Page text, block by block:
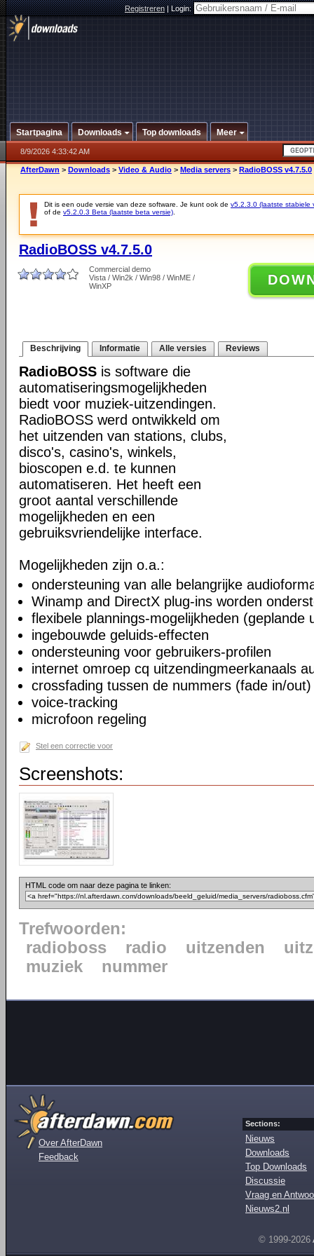
Registreren|Login:
Startpagina Downloads Top downloads Meer
8/9/2026 4:33:42 AM
AfterDawn > Downloads > Video & Audio > Media servers > RadioBOSS v4.7.5.0
Dit is een oude versie van deze software. Je kunt ook de v5.2.3.0 (laatste stabiele
of de v5.2.0.3 Beta (laatste beta versie)
RadioBOSS v4.7.5.0
Commercial demo
Vista / Win2k / Win98 / WinME /
WinXP
Beschrijving Informatie Alle versies Reviews
RadioBOSS is software die
automatiseringsmogelijkheden
biedt voor muziek-uitzendingen.
RadioBOSS werd ontwikkeld om
het uitzenden van stations, clubs,
disco's, casino's, winkels,
bioscopen e.d. te kunnen
automatiseren. Het heeft een
groot aantal verschillende
mogelijkheden en een
gebruiksvriendelijke interface.
Mogelijkheden zijn o.a.:
ondersteuning van alle belangrijke
Winamp and DirectX plug-ins worden
flexibele plannings-mogelijkheden (geplande
ingebouwde geluids-effecten
ondersteuning voor gebruikers-profilen
internet omroep cq uitzendingmeerkanaals
crossfading tussen de nummers (fade in/out)
voice-tracking
microfoon regeling
Stel een correctie voor
Screenshots:
HTML code om naar deze pagina te linken:
Trefwoorden:
radioboss
radio uitzenden
muziek
nummer
Over AfterDawn
Feedback
Sections:
Nieuws
Downloads
Top Downloads
Discussie
Vraag en
Nieuws2.nl
© 1999-2026